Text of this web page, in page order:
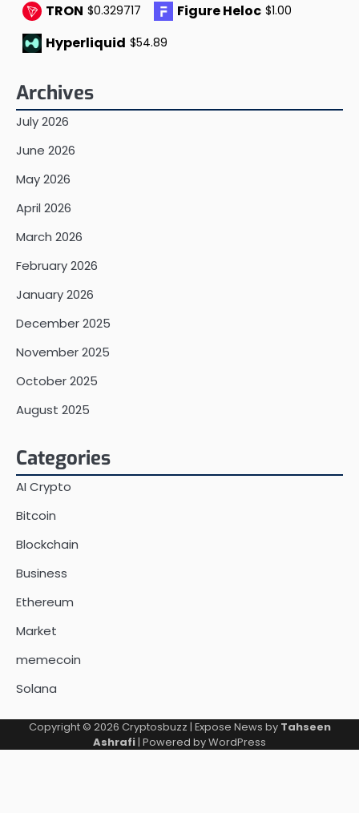
TRON $0.329717 Figure Heloc $1.00
Hyperliquid $54.89
Archives
July 2026
June 2026
May 2026
April 2026
March 2026
February 2026
January 2026
December 2025
November 2025
October 2025
August 2025
Categories
AI Crypto
Bitcoin
Blockchain
Business
Ethereum
Market
memecoin
Solana
Copyright © 2026 Cryptosbuzz | Expose News by Tahseen
Ashrafi| Powered byWordPress